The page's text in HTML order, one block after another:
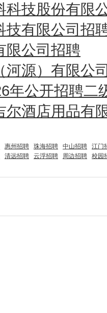
科技股份有限
技有限公司招
限公司招聘
河源）有限公
年公开招聘
尔酒店用品有
惠州招聘 珠海招聘 中山招聘
江门
清远招聘 云浮招聘 周边招聘 校园